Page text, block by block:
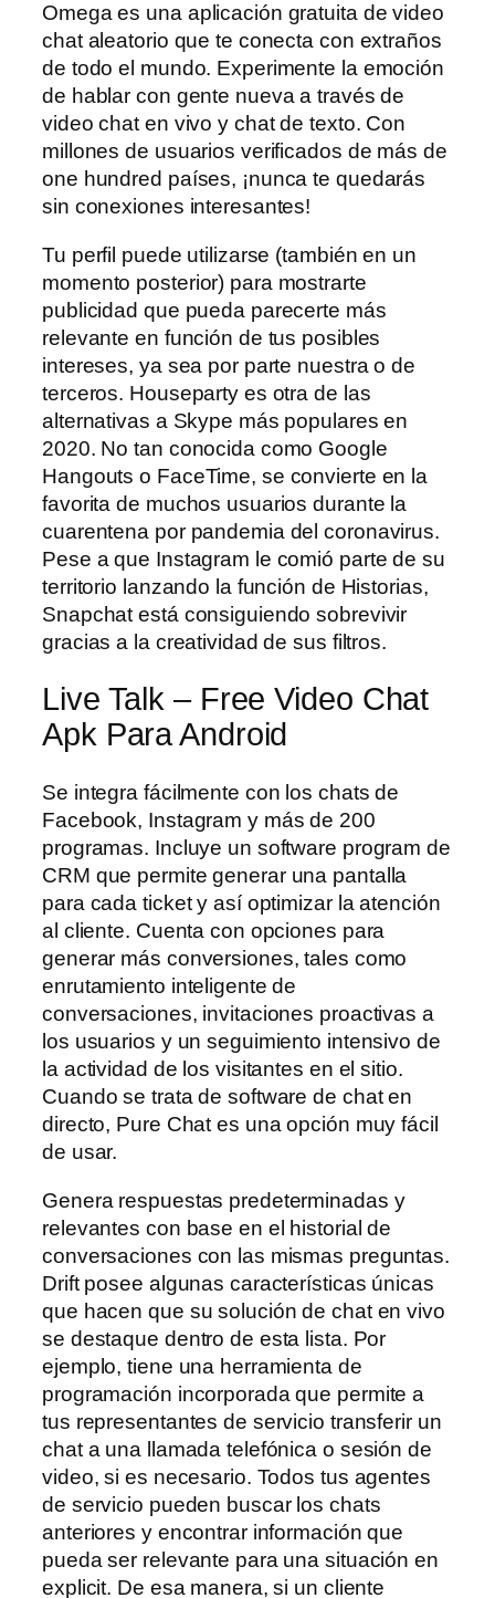
Omega es una aplicación gratuita de video
chat aleatorio que te conecta con extraños
de todo el mundo. Experimente la emoción
de hablar con gente nueva a través de
video chat en vivo y chat de texto. Con
millones de usuarios verificados de más de
one hundred países, ¡nunca te quedarás
sin conexiones interesantes!
Tu perfil puede utilizarse (también en un
momento posterior) para mostrarte
publicidad que pueda parecerte más
relevante en función de tus posibles
intereses, ya sea por parte nuestra o de
terceros. Houseparty es otra de las
alternativas a Skype más populares en
2020. No tan conocida como Google
Hangouts o FaceTime, se convierte en la
favorita de muchos usuarios durante la
cuarentena por pandemia del coronavirus.
Pese a que Instagram le comió parte de su
territorio lanzando la función de Historias,
Snapchat está consiguiendo sobrevivir
gracias a la creatividad de sus filtros.
Live Talk – Free Video Chat
Apk Para Android
Se integra fácilmente con los chats de
Facebook, Instagram y más de 200
programas. Incluye un software program de
CRM que permite generar una pantalla
para cada ticket y así optimizar la atención
al cliente. Cuenta con opciones para
generar más conversiones, tales como
enrutamiento inteligente de
conversaciones, invitaciones proactivas a
los usuarios y un seguimiento intensivo de
la actividad de los visitantes en el sitio.
Cuando se trata de software de chat en
directo, Pure Chat es una opción muy fácil
de usar.
Genera respuestas predeterminadas y
relevantes con base en el historial de
conversaciones con las mismas preguntas.
Drift posee algunas características únicas
que hacen que su solución de chat en vivo
se destaque dentro de esta lista. Por
ejemplo, tiene una herramienta de
programación incorporada que permite a
tus representantes de servicio transferir un
chat a una llamada telefónica o sesión de
video, si es necesario. Todos tus agentes
de servicio pueden buscar los chats
anteriores y encontrar información que
pueda ser relevante para una situación en
explicit. De esa manera, si un cliente